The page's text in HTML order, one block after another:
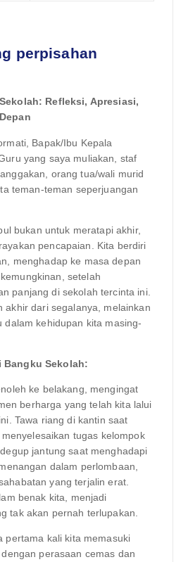
perpisahan
Refleksi, Apresiasi,
Bapak/Ibu Kepala
yang saya muliakan, staf
orang tua/wali murid
teman-teman seperjuangan
bukan untuk meratapi akhir,
pencapaian. Kita berdiri
menghadap ke masa depan
setelah
panjang di sekolah tercinta ini.
akhir dari segalanya, melainkan
dalam kehidupan kita masing-
Bangku Sekolah:
ke belakang, mengingat
berharga yang telah kita lalui
Tawa riang di kantin saat
tugas kelompok
jantung saat menghadapi
dalam perlombaan,
yang terjalin erat.
benak kita, menjadi
tak akan pernah terlupakan.
pertama kali kita memasuki
perasaan cemas dan